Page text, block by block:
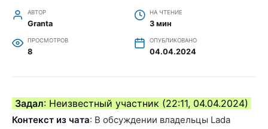
АВТОР
Granta
НА ЧТЕНИЕ
3 мин
ПРОСМОТРОВ
8
ОПУБЛИКОВАНО
04.04.2024
Задал: Неизвестный участник (22:11, 04.04.2024)
Контекст из чата: В обсуждении владельцы Lada